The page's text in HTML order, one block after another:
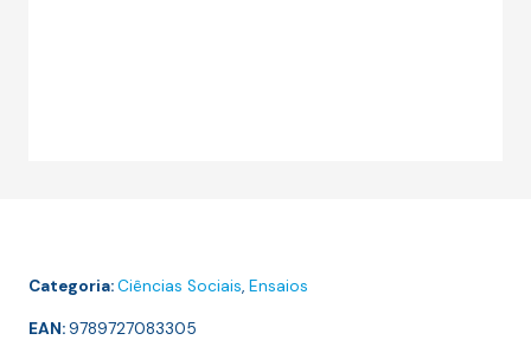
Categoria:Ciências Sociais, Ensaios
EAN:9789727083305